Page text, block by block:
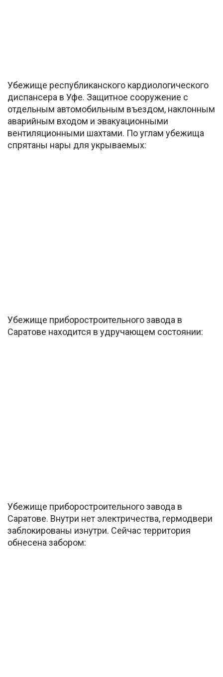
Убежище республиканского кардиологического
диспансера в Уфе. Защитное сооружение с
отдельным автомобильным въездом, наклонным
аварийным входом и эвакуационными
вентиляционными шахтами. По углам убежища
спрятаны нары для укрываемых:
Убежище приборостроительного завода в
Саратове находится в удручающем состоянии:
Убежище приборостроительного завода в
Саратове. Внутри нет электричества, гермодвери
заблокированы изнутри. Сейчас территория
обнесена забором: